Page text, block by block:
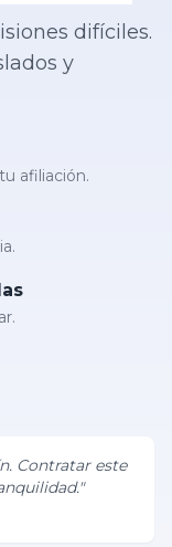
difíciles.
y
afiliación.
Contratar este